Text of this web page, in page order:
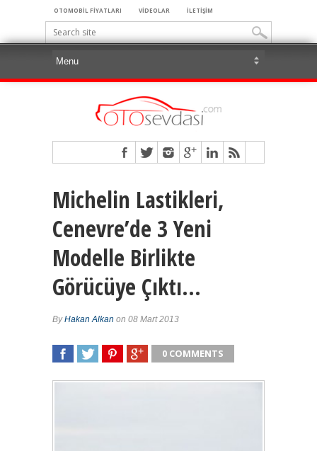
OTOMOBİL FİYATLARI VİDEOLAR İLETİŞİM
Michelin Lastikleri,
Cenevre’de 3 Yeni
Modelle Birlikte
Görücüye Çıktı…
ByHakan Alkan on 08 Mart 2013
0 COMMENTS